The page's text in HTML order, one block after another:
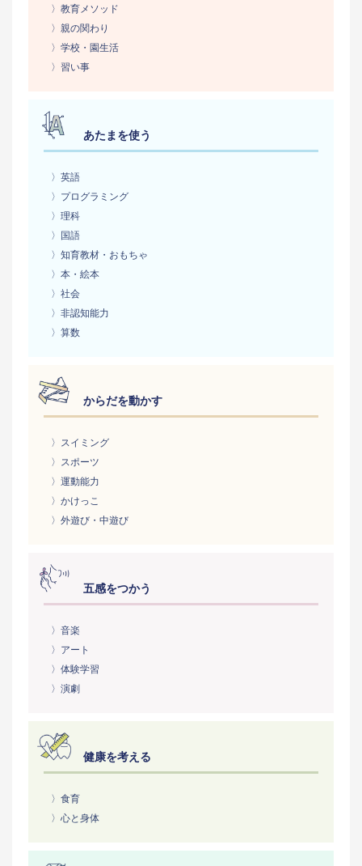
〉教育メソッド
〉親の関わり
〉学校・園生活
〉習い事
あたまを使う
〉英語
〉プログラミング
〉理科
〉国語
〉知育教材・おもちゃ
〉本・絵本
〉社会
〉非認知能力
〉算数
からだを動かす
〉スイミング
〉スポーツ
〉運動能力
〉かけっこ
〉外遊び・中遊び
五感をつかう
〉音楽
〉アート
〉体験学習
〉演劇
健康を考える
〉食育
〉心と身体